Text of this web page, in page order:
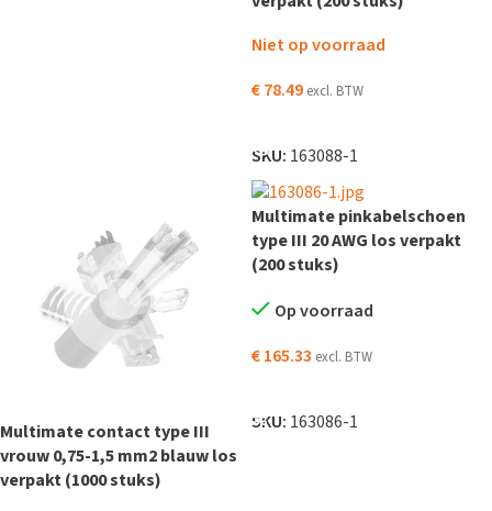
Niet op voorraad
€78.49 excl. BTW
SKU: 163088-1
Multimate contact type III
vrouw 0,75-1,5 mm2 blauw los
verpakt (1000 stuks)
Multimate pinkabelschoen
type III 20 AWG los verpakt
(200 stuks)
Op voorraad
€165.33 excl. BTW
SKU: 163086-1